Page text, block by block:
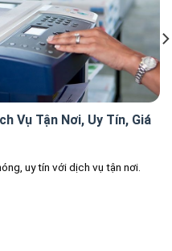
Vụ Tận Nơi, Uy Tín, Giá
uy tín với dịch vụ tận nơi.